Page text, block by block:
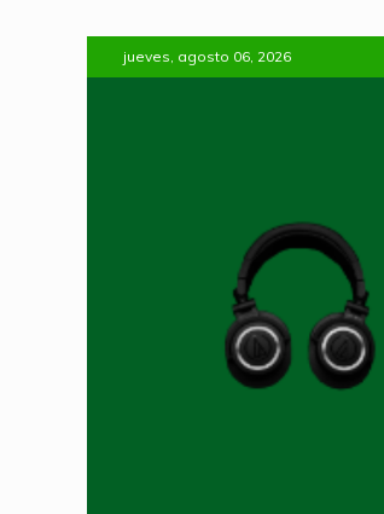
to
jueves, agosto 06, 2026